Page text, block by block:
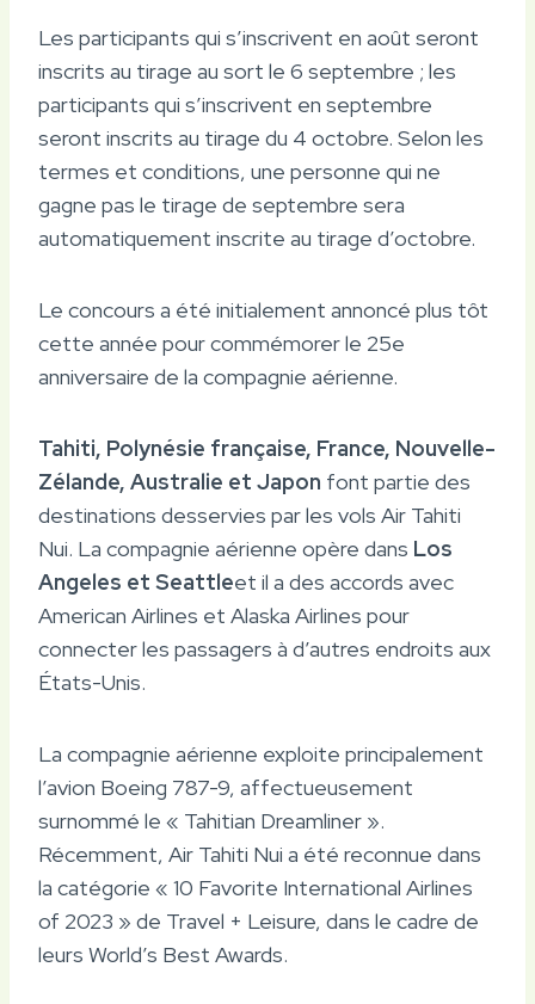
Les participants qui s’inscrivent en août seront
inscrits au tirage au sort le 6 septembre ; les
participants qui s’inscrivent en septembre
seront inscrits au tirage du 4 octobre. Selon les
termes et conditions, une personne qui ne
gagne pas le tirage de septembre sera
automatiquement inscrite au tirage d’octobre.
Le concours a été initialement annoncé plus tôt
cette année pour commémorer le 25e
anniversaire de la compagnie aérienne.
Tahiti, Polynésie française, France, Nouvelle-
Zélande, Australie et Japon font partie des
destinations desservies par les vols Air Tahiti
Nui. La compagnie aérienne opère dans Los
Angeles et Seattleet il a des accords avec
American Airlines et Alaska Airlines pour
connecter les passagers à d’autres endroits aux
États-Unis.
La compagnie aérienne exploite principalement
l’avion Boeing 787-9, affectueusement
surnommé le « Tahitian Dreamliner ».
Récemment, Air Tahiti Nui a été reconnue dans
la catégorie « 10 Favorite International Airlines
of 2023 » de Travel + Leisure, dans le cadre de
leurs World’s Best Awards.